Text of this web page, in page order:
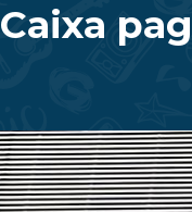
Caixa